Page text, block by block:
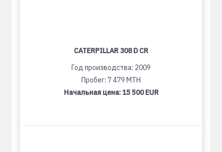
CATERPILLAR 308 D CR
Год производства: 2009
Пробег: 7 479 MTH
Начальная цена:15 500 EUR